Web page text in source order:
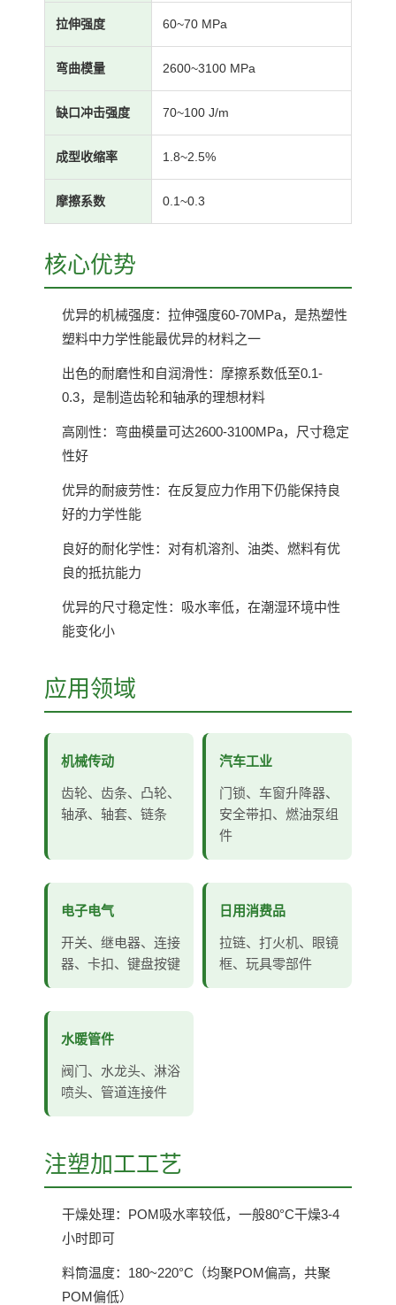
拉伸强度 60~70 MPa
弯曲模量 2600~3100 MPa
缺口冲击强度 70~100 J/m
成型收缩率 1.8~2.5%
摩擦系数 0.1~0.3
核心优势
优异的机械强度：拉伸强度60-70MPa，是热塑性
塑料中力学性能最优异的材料之一
出色的耐磨性和自润滑性：摩擦系数低至0.1-
0.3，是制造齿轮和轴承的理想材料
高刚性：弯曲模量可达2600-3100MPa，尺寸稳定
性好
优异的耐疲劳性：在反复应力作用下仍能保持良
好的力学性能
良好的耐化学性：对有机溶剂、油类、燃料有优
良的抵抗能力
优异的尺寸稳定性：吸水率低，在潮湿环境中性
能变化小
应用领域
机械传动
齿轮、齿条、凸轮、
轴承、轴套、链条
汽车工业
门锁、车窗升降器、
安全带扣、燃油泵组
件
电子电气
开关、继电器、连接
器、卡扣、键盘按键
日用消费品
拉链、打火机、眼镜
框、玩具零部件
水暖管件
阀门、水龙头、淋浴
喷头、管道连接件
注塑加工工艺
干燥处理：POM吸水率较低，一般80°C干燥3-4
小时即可
料筒温度：180~220°C（均聚POM偏高，共聚
POM偏低）